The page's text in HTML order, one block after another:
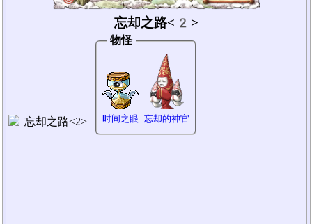
忘却之路<2>
物怪
时间之眼 忘却的神官